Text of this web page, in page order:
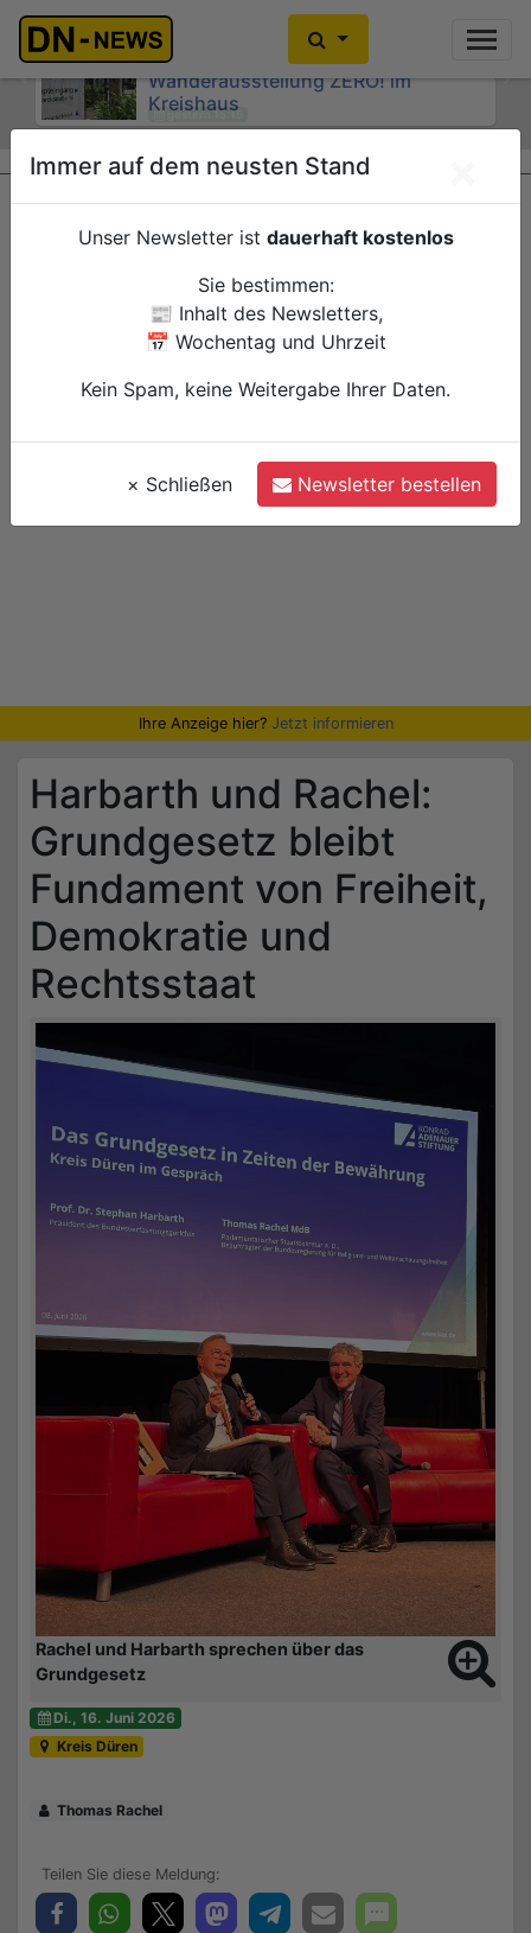
Kein Alkoholkonsum in der
Schwangerschaft: Interaktive
Wanderausstellung ZERO! im
Kreishaus
Düren
Verwaltung
Previous
Ihre Anzeige hier? Jetzt informieren
Harbarth und Rachel:
Grundgesetz bleibt
Fundament von Freiheit,
Demokratie und
Rechtsstaat
Rachel und Harbarth sprechen über das
Grundgesetz
Di., 16. Juni 2026
Kreis Düren
Thomas Rachel
Immer auf dem neusten Stand
Unser Newsletter ist dauerhaft kostenlos
Sie bestimmen:
📰 Inhalt des Newsletters,
📅 Wochentag und Uhrzeit
Kein Spam, keine Weitergabe Ihrer Daten.
× Schließen Newsletter bestellen